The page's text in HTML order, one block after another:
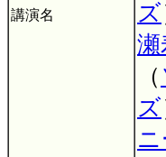
講演名
ズ
瀬
（
ズ